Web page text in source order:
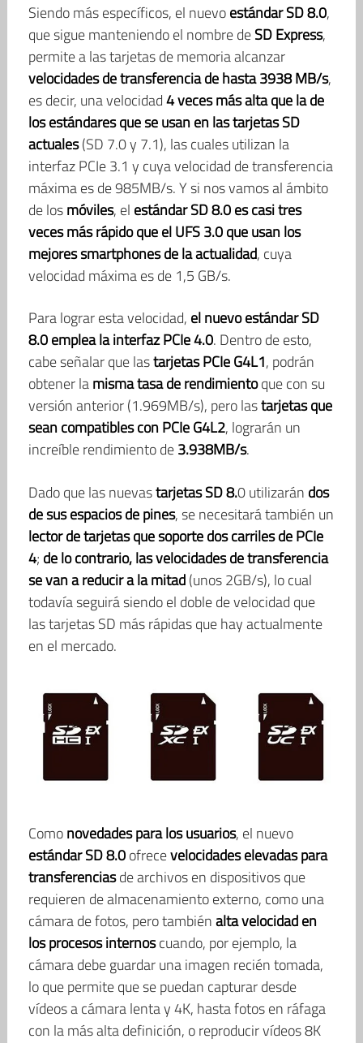
Siendo más específicos, el nuevoestándar SD 8.0,
que sigue manteniendo el nombre deSD Express,
permite a las tarjetas de memoria alcanzar
velocidades de transferencia de hasta 3938 MB/s,
es decir, una velocidad4 veces más alta que la de
los estándares que se usan en las tarjetas SD
actuales(SD 7.0 y 7.1), las cuales utilizan la
interfaz PCIe 3.1 y cuya velocidad de transferencia
máxima es de 985MB/s. Y si nos vamos al ámbito
de losmóviles, el estándar SD 8.0 es casi tres
veces más rápido que el UFS 3.0 que usan los
mejores smartphones de la actualidad, cuya
velocidad máxima es de 1,5 GB/s.
Para lograr esta velocidad, el nuevo estándar SD
8.0 emplea la interfaz PCIe 4.0. Dentro de esto,
cabe señalar que lastarjetas PCIe G4L1, podrán
obtener lamisma tasa de rendimientoque con su
versión anterior (1.969MB/s), pero lastarjetas que
sean compatibles con PCIe G4L2, lograrán un
increíble rendimiento de3.938MB/s.
Dado que las nuevastarjetas SD 8.0 utilizarán dos
de sus espacios de pines, se necesitará también un
lector de tarjetas que soporte dos carriles de PCIe
4; de lo contrario, las velocidades de transferencia
se van a reducir a la mitad(unos 2GB/s), lo cual
todavía seguirá siendo el doble de velocidad que
las tarjetas SD más rápidas que hay actualmente
en el mercado.
Comonovedades para los usuarios, el nuevo
estándar SD 8.0ofrecevelocidades elevadas para
transferenciasde archivos en dispositivos que
requieren de almacenamiento externo, como una
cámara de fotos, pero tambiénalta velocidad en
los procesos internoscuando, por ejemplo, la
cámara debe guardar una imagen recién tomada,
lo que permite que se puedan capturar desde
vídeos a cámara lenta y 4K, hasta fotos en ráfaga
con la más alta definición, o reproducir vídeos 8K